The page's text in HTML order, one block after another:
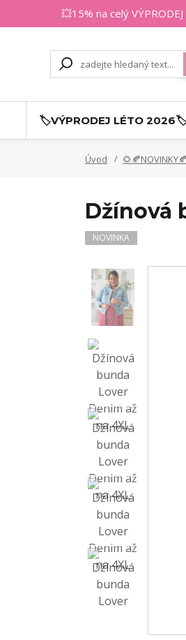
💥15% na celý
🏷️VÝPRODEJ LÉTO
Úvod
Džínová
NOVINKA